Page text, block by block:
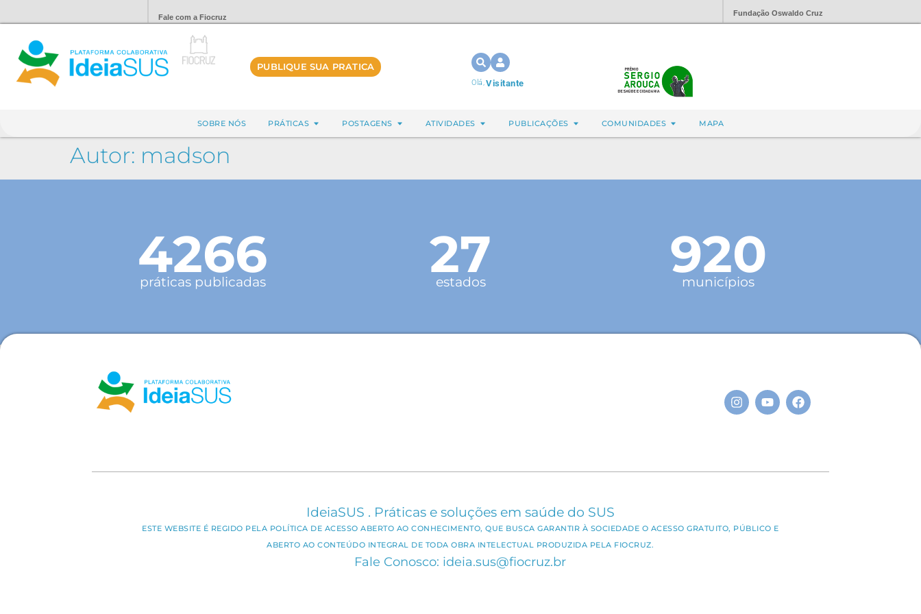
Fale com a Fiocruz Fundação Oswaldo Cruz
PUBLIQUE SUA PRATICA
Olá,Visitante
SOBRE NÓS PRÁTICAS POSTAGENS ATIVIDADES PUBLICAÇÕES COMUNIDADES MAPA
Autor: madson
4266
práticas publicadas 27
estados 920
municípios
IdeiaSUS . Práticas e soluções em saúde do SUS
ESTE WEBSITE É REGIDO PELA POLÍTICA DE ACESSO ABERTO AO CONHECIMENTO, QUE BUSCA GARANTIR À SOCIEDADE O ACESSO GRATUITO, PÚBLICO E
ABERTO AO CONTEÚDO INTEGRAL DE TODA OBRA INTELECTUAL PRODUZIDA PELA FIOCRUZ.
Fale Conosco: ideia.sus@fiocruz.br